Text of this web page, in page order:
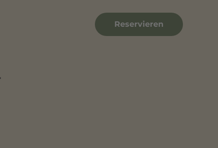
Reservieren